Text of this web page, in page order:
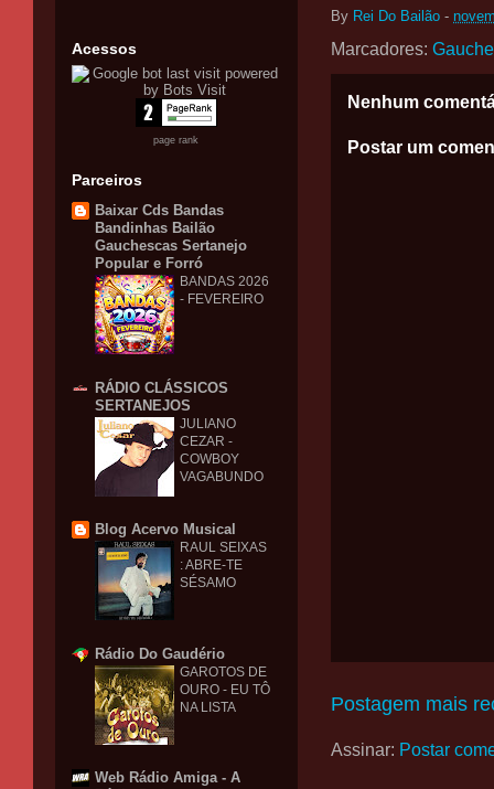
By Rei Do Bailão -
Marcadores:
Nenhum
Postar um
Postagem mais
Assinar: Postar
Acessos
page rank
Parceiros
Baixar Cds Bandas
Bandinhas Bailão
Gauchescas Sertanejo
Popular e Forró
BANDAS 2026
- FEVEREIRO
RÁDIO CLÁSSICOS
SERTANEJOS
JULIANO
CEZAR -
COWBOY
VAGABUNDO
Blog Acervo Musical
RAUL SEIXAS
: ABRE-TE
SÉSAMO
Rádio Do Gaudério
GAROTOS DE
OURO - EU TÔ
NA LISTA
Web Rádio Amiga - A